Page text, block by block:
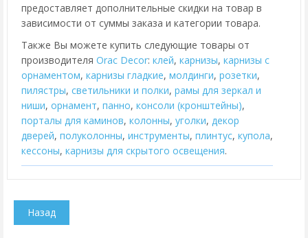
предоставляет дополнительные скидки на товар в
зависимости от суммы заказа и категории товара.
Также Вы можете купить следующие товары от
производителя Orac Decor: клей, карнизы, карнизы с
орнаментом, карнизы гладкие, молдинги, розетки,
пилястры, cветильники и полки, рамы для зеркал и
ниши, орнамент, панно, консоли (кронштейны),
порталы для каминов, колонны, уголки, декор
дверей, полуколонны, инструменты, плинтус, купола,
кессоны, карнизы для скрытого освещения.